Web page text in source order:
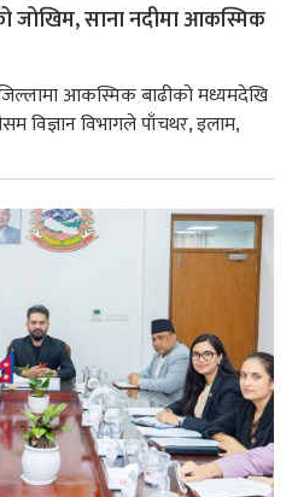
जोखिम, साना नदीमा आकस्मिक
आकस्मिक बाढीको मध्यमदेखि
विज्ञान विभागले पाँचथर, इलाम,